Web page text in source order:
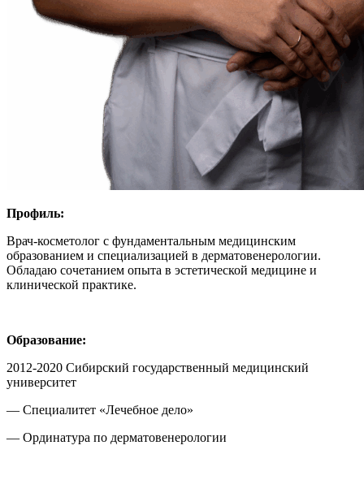
Профиль:
Врач-косметолог с фундаментальным медицинским
образованием и специализацией в дерматовенерологии.
Обладаю сочетанием опыта в эстетической медицине и
клинической практике.
Образование:
2012-2020 Сибирский государственный медицинский
университет
— Специалитет «Лечебное дело»
— Ординатура по дерматовенерологии